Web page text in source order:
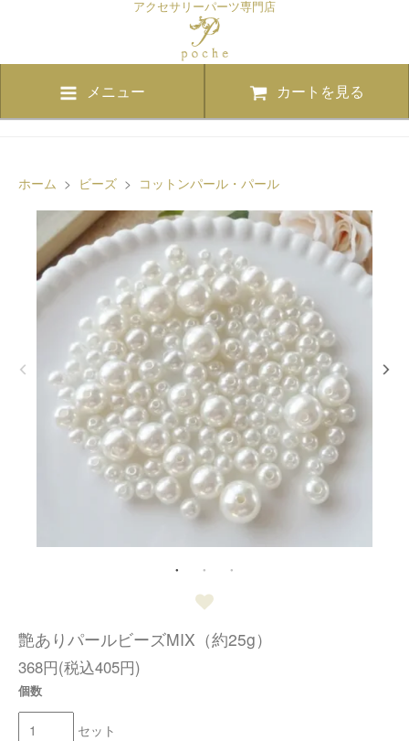
アクセサリーパーツ専門店
メニュー カートを見る
ホーム > ビーズ > コットンパール・パール
艶ありパールビーズMIX（約25g）
368円(税込405円)
個数
セット